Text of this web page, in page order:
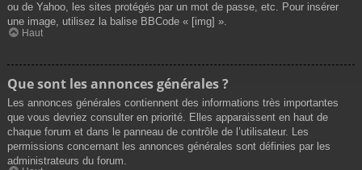
ou de Yahoo, les sites protégés par un mot de passe, etc. Pour insérer
une image, utilisez la balise BBCode « [img] ».
Haut
Que sont les annonces générales ?
Les annonces générales contiennent des informations très importantes
que vous devriez consulter en priorité. Elles apparaissent en haut de
chaque forum et dans le panneau de contrôle de l’utilisateur. Les
permissions concernant les annonces générales sont définies par les
administrateurs du forum.